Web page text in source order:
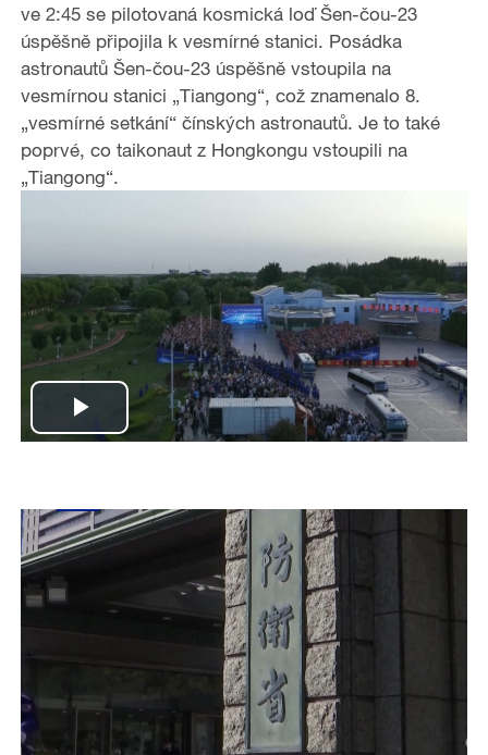
ve 2:45 se pilotovaná kosmická loď Šen-čou-23
úspěšně připojila k vesmírné stanici. Posádka
astronautů Šen-čou-23 úspěšně vstoupila na
vesmírnou stanici „Tiangong“, což znamenalo 8.
„vesmírné setkání“ čínských astronautů. Je to také
poprvé, co taikonaut z Hongkongu vstoupili na
„Tiangong“.
P
a
d